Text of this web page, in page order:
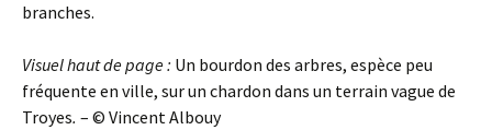
branches.
Visuel haut de page : Un bourdon des arbres, espèce peu
fréquente en ville, sur un chardon dans un terrain vague de
Troyes. – © Vincent Albouy